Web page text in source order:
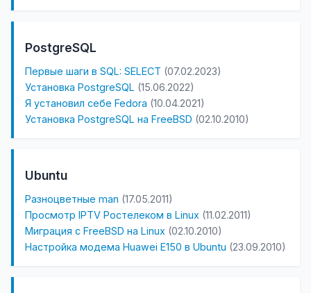
PostgreSQL
Первые шаги в SQL: SELECT (07.02.2023)
Установка PostgreSQL (15.06.2022)
Я установил себе Fedora (10.04.2021)
Установка PostgreSQL на FreeBSD (02.10.2010)
Ubuntu
Разноцветные man (17.05.2011)
Просмотр IPTV Ростелеком в Linux (11.02.2011)
Миграция с FreeBSD на Linux (02.10.2010)
Настройка модема Huawei E150 в Ubuntu (23.09.2010)